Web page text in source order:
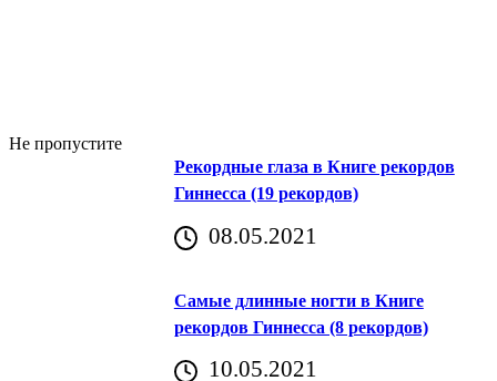
Не пропустите
Рекордные глаза в Книге рекордов
Гиннесса (19 рекордов)
08.05.2021
Самые длинные ногти в Книге
рекордов Гиннесса (8 рекордов)
10.05.2021